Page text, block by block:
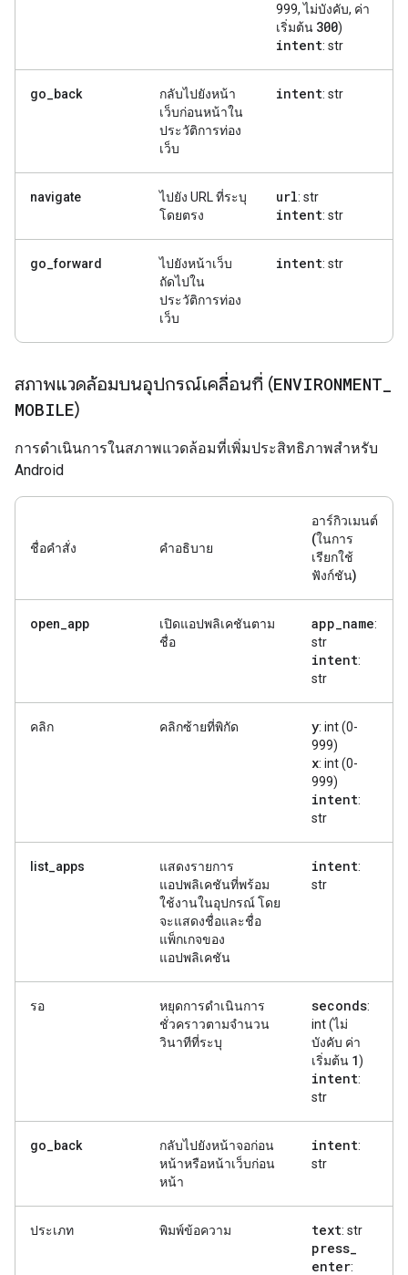
999, ไม่บังคับ, ค่า
เริ่มต้น 300)
intent: str
go_back
กลับไปยังหน้า
เว็บก่อนหน้าใน
ประวัติการท่อง
เว็บ
intent: str
navigate
ไปยัง URL ที่ระบุ
โดยตรง
url: str
intent: str
go_forward
ไปยังหน้าเว็บ
ถัดไปใน
ประวัติการท่อง
เว็บ
intent: str
สภาพแวดล้อมบนอุปกรณ์เคลื่อนที่ (ENVIRONMENT
MOBILE)
การดำเนินการในสภาพแวดล้อมที่เพิ่มประสิทธิภาพสำหรับ
Android
ชื่อคำสั่ง คำอธิบาย
อาร์กิวเมนต์
(ในการ
เรียกใช้
ฟังก์ชัน)
open_app
เปิดแอปพลิเคชันตาม
ชื่อ
app_name:
str
intent:
str
คลิก คลิกซ้ายที่พิกัด y: int (0-
999)
x: int (0-
999)
intent:
str
list_apps
แสดงรายการ
แอปพลิเคชันที่พร้อม
ใช้งานในอุปกรณ์ โดย
จะแสดงชื่อและชื่อ
แพ็กเกจของ
แอปพลิเคชัน
intent:
str
รอ
หยุดการดำเนินการ
ชั่วคราวตามจำนวน
วินาทีที่ระบุ
seconds:
int (ไม่
บังคับ ค่า
เริ่มต้น 1)
intent:
str
go_back
กลับไปยังหน้าจอก่อน
หน้าหรือหน้าเว็บก่อน
หน้า
intent:
str
ประเภท พิมพ์ข้อความ text: str
press_
enter: